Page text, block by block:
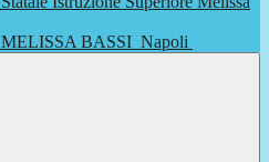
MELISSA BASSI Napoli